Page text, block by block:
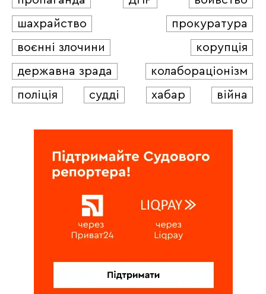
шахрайство
прокуратура
воєнні злочини
корупція
державна зрада
колабораціонізм
поліція
судді хабар війна